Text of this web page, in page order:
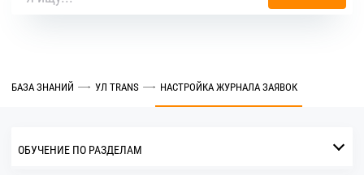
БАЗА ЗНАНИЙ УЛ TRANS НАСТРОЙКА ЖУРНАЛА ЗАЯВОК
ОБУЧЕНИЕ ПО РАЗДЕЛАМ